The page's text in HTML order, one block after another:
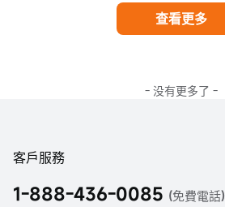
查看更多
- 没有更多了 -
客戶服務
1-888-436-0085 (免費電話)